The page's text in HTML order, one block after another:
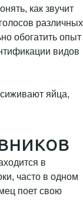
как звучит
различных
обогатить опыт
видов
в
часто в одном
поет свою